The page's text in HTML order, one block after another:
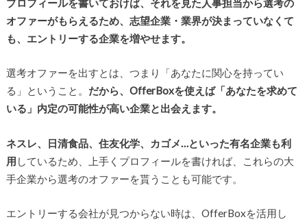
オファーがもらえるため、志望企業・業界が決まっていなくて
も、エントリーする企業を増やせます。
選考オファーを出すとは、つまり「あなたに関心を持ってい
る」ということ。 だから、OfferBoxを使えば「あなたを求めて
いる」内定の可能性が高い企業と出会えます。
ネスレ、日清食品、住友化学、カゴメ…といった有名企業も利
用 しているため、上手くプロフィールを書ければ、これらの大
手企業から選考のオファーを貰うことも可能です。
エントリーする会社が見つからない時は、OfferBoxを活用し